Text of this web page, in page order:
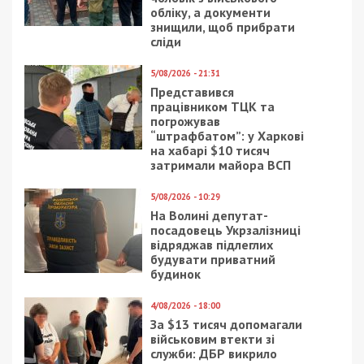
Перша спроба захоплення та криза 2008
: Використовуючи цю штучну
заборгованість, підконтрольна фірма стала
головним кредитором у процедурі
банкрутства держпідприємства. Це давало їм
повний контроль над майном лікарні, до
складу якої входили опіковий центр,
поліклініка та діагностичний корпус. Тоді
вартість самого недобуду оцінювали у 47 млн
грн. Проте через фінансову кризу 2008 року та
брак фінансування ділки не змогли одразу
завершити задумане.
Продаж схеми новим гравцям (2018–2019
: Організатори вирішили залучити до
схеми сторонній капітал. Право вимоги
штучного боргу разом із проєктною
організацією продали третім особам —
відомому українському забудовнику — за 300